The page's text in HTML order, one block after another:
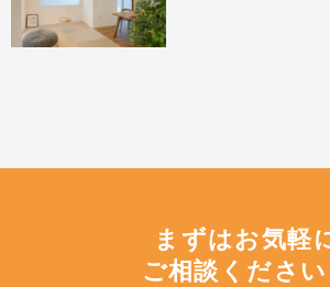
まずはお気軽
ご相談ください